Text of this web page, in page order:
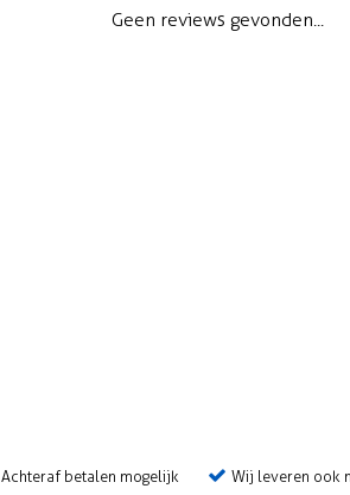
Geen reviews gevonden...
Achteraf betalen mogelijk Wij leveren ook